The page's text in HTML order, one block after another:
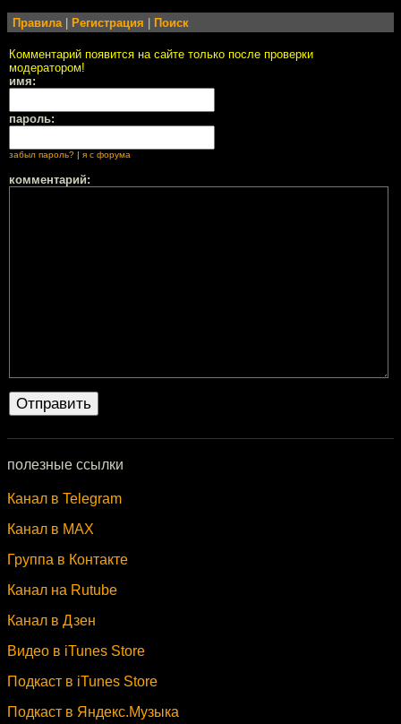
Правила| Регистрация Поиск
Комментарий появится на сайте только после проверки
модератором!
имя:
пароль:
забыл пароль? я с форума
комментарий:
полезные ссылки
Канал в Telegram
Канал в MAX
Группа в Контакте
Канал на Rutube
Канал в Дзен
Видео в iTunes Store
Подкаст в iTunes Store
Подкаст в Яндекс.Музыка